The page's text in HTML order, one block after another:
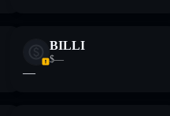
BILLI
$—
—